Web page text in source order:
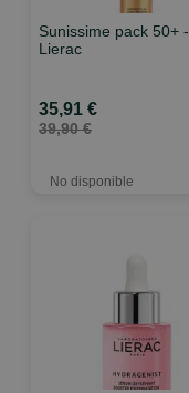
Sunissime pack 50+ -
Lierac
35,91 €
39,90 €
No disponible